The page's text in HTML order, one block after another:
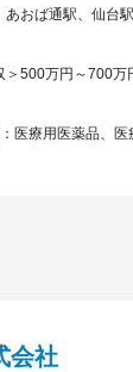
あおば通駅、仙台駅
＞500万円～700
医療用医薬品、
会社